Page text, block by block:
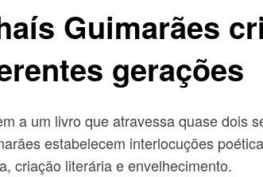
Guimarães
gerações
a um livro que atravessa quase dois
estabelecem interlocuções
criação literária e envelhecimento.